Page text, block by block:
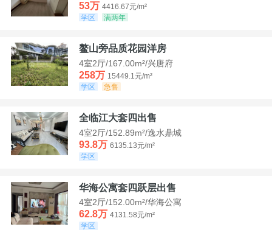
53万 4416.67元/m²
学区
满两年
鳌山旁品质花园洋房
4室2厅/167.00m²/兴唐府
258万 15449.1元/m²
学区
急售
全临江大套四出售
4室2厅/152.89m²/逸水鼎城
93.8万 6135.13元/m²
学区
华海公寓套四跃层出售
4室2厅/152.00m²/华海公寓
62.8万 4131.58元/m²
学区